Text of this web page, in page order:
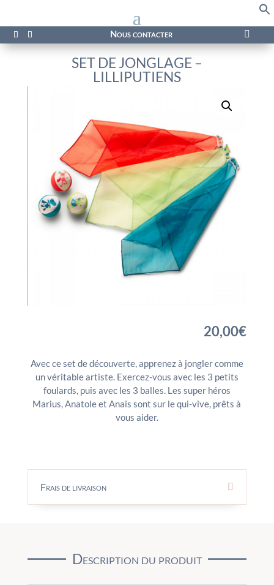
Nous contacter 
SET DE JONGLAGE –
LILLIPUTIENS
20,00€
Avec ce set de découverte, apprenez à jongler comme
un véritable artiste. Exercez-vous avec les 3 petits
foulards, puis avec les 3 balles. Les super héros
Marius, Anatole et Anaïs sont sur le qui-vive, prêts à
vous aider.
Frais de livraison
Description du produit